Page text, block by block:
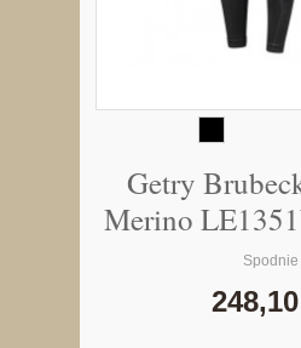
Getry
Merino
Spodnie
248,10